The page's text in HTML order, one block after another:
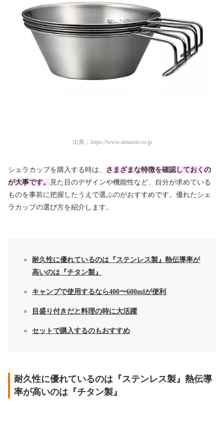
出典： https://www.amazon.co.jp
シェラカップを購入する時は、 さまざまな特徴を確認しておくの
が大事です。
見た目のデザインや機能性など、自分が求めている
ものを事前に把握したうえで選ぶのがおすすめです。優れたシェ
ラカップの選び方を紹介します。
耐久性に優れているのは『ステンレス製』熱伝導率が
高いのは『チタン製』
キャンプで使用するなら400〜600mlが便利
目盛り付きだと料理の時に大活躍
セットで購入するのもおすすめ
耐久性に優れているのは『ステンレス製』熱伝導
率が高いのは『チタン製』